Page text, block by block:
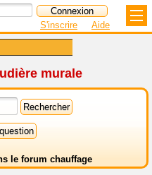
S'inscrire Aide
murale
le forum chauffage